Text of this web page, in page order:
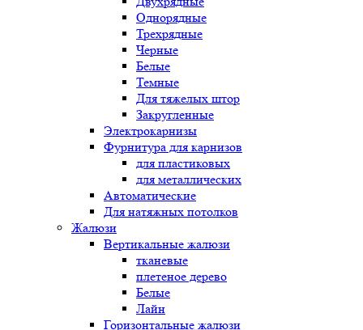
Однорядные
Трехрядные
Черные
Белые
Темные
Для тяжелых штор
Закругленные
Электрокарнизы
Фурнитура для карнизов
для пластиковых
для металлических
Автоматические
Для натяжных потолков
Жалюзи
Вертикальные жалюзи
тканевые
плетеное дерево
Белые
Лайн
Горизонтальные жалюзи